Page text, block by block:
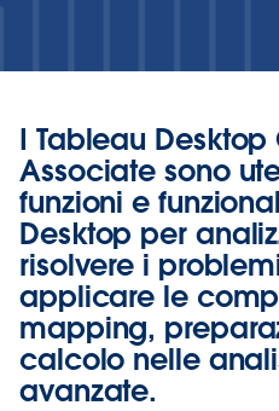
I Tableau
Associate sono
funzioni e
Desktop per
risolvere i
applicare le
mapping,
calcolo nelle
avanzate.